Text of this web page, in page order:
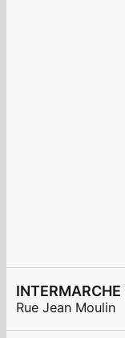
Rue Jean Moulin